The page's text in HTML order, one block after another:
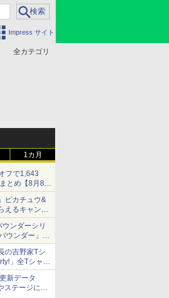
Impress サイト
全カテゴリ
1カ月
フで1,643
とめ【8月8日
絶景版」が
ピカチュウ&
えるキャンペ
ンダーシリ
ウンダー」を
使用した超大
の吉野家Tシ
」全Tシャツ
売開始
新データ
ステージに関